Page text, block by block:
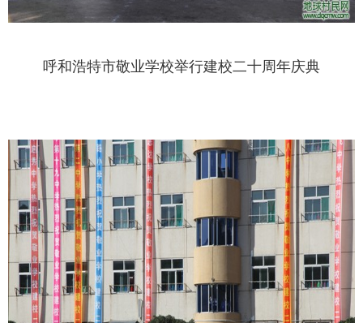
呼和浩特市敬业学校举行建校二十周年庆典